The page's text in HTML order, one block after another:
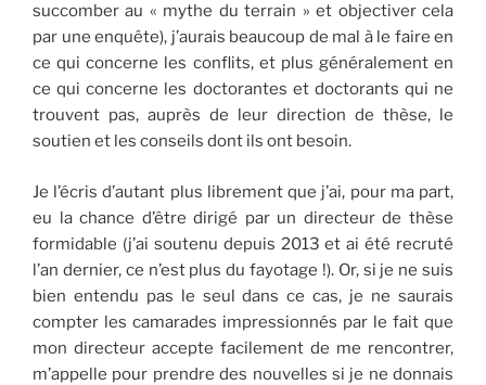
succomber au « mythe du terrain » et objectiver cela
par une enquête), j’aurais beaucoup de mal à le faire en
ce qui concerne les conflits, et plus généralement en
ce qui concerne les doctorantes et doctorants qui ne
trouvent pas, auprès de leur direction de thèse, le
soutien et les conseils dont ils ont besoin.
Je l’écris d’autant plus librement que j’ai, pour ma part,
eu la chance d’être dirigé par un directeur de thèse
formidable (j’ai soutenu depuis 2013 et ai été recruté
l’an dernier, ce n’est plus du fayotage !). Or, si je ne suis
bien entendu pas le seul dans ce cas, je ne saurais
compter les camarades impressionnés par le fait que
mon directeur accepte facilement de me rencontrer,
m’appelle pour prendre des nouvelles si je ne donnais